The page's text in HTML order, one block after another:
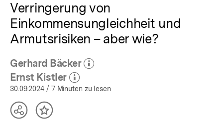
Verringerung von
Einkommensungleichheit und
Armutsrisiken – aber wie?
Gerhard Bäcker
(Mehr zum Autor)
Ernst Kistler
(Mehr zum Autor)
öffnen
30.09.2024 / 7 Minuten zu lesen
TeilenInhalt